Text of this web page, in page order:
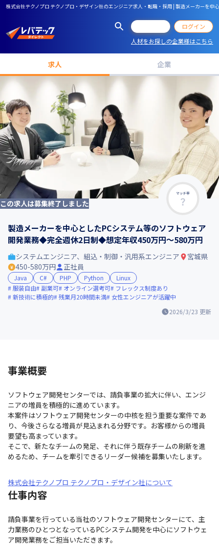
株式会社テクノプロ テクノプロ・デザイン社のエンジニア求人・転職・採用 | 製造メーカー
ログイン
人材をお探しの企業様はこちら
求人 企業
マッチ率
この求人は募集終了しました
製造メーカーを中心としたPCシステム等のソフトウェア
開発業務◆完全週休2日制◆想定年収450万円～580万円
2026/3/23 更新
システムエンジニア、組込・制御・汎用系エンジニア
宮城県
450-580万円
正社員
Java C# PHP Python
Linux
服装自由
副業可 オンライン選考可
フレックス制度あり
新技術に積極的 残業月20時間未満 女性エンジニアが活躍中
事業概要
ソフトウェア開発センターでは、請負事業の拡大に伴い、エンジ
ニアの増員を積極的に進めています。
本案件はソフトウェア開発センターの中核を担う重要な案件であ
り、今後さらなる増員が見込まれる分野です。お客様からの増員
要望も高まっています。
そこで、新たなチームの発足、それに伴う既存チームの刷新を進
めるため、チームを牽引できるリーダー候補を募集いたします。
株式会社テクノプロ テクノプロ・デザイン社について
仕事内容
請負事業を行っている当社のソフトウェア開発センターにて、主
力業務のひとつとなっているPCシステム開発を中心にソフトウェ
ア開発業務をご担当いただきます。